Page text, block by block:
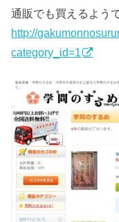
通販でも買えるよう
http://
category_id=1